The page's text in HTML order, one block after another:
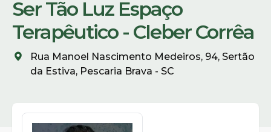
Ser Tão Luz Espaço
Terapêutico - Cleber Corrêa
Rua Manoel Nascimento Medeiros, 94, Sertão
da Estiva, Pescaria Brava - SC